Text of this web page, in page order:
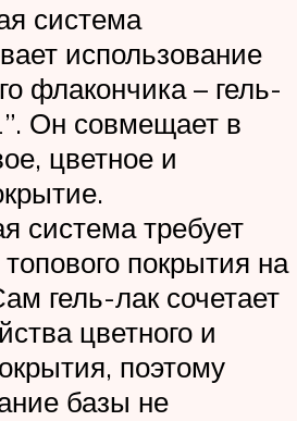
система
использование
флакончика – гель-
Он совмещает в
цветное и
система требует
покрытия на
гель-лак сочетает
цветного и
поэтому
базы не